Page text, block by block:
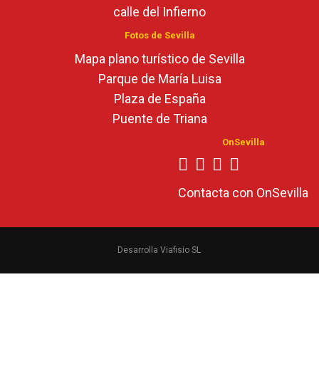
calle del Infierno
Fotos de Sevilla
Mapa plano turístico de Sevilla
Parque de María Luisa
Plaza de España
Puente de Triana
OnSevilla
Contacta con OnSevilla
Desarrolla Viafisio SL